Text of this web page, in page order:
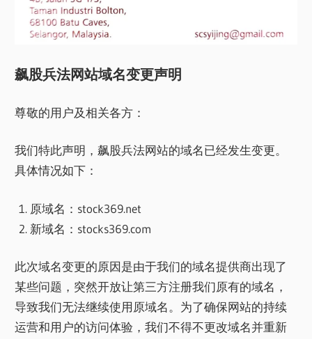
飙股兵法网站域名变更声明
尊敬的用户及相关各方：
我们特此声明，飙股兵法网站的域名已经发生变更。
具体情况如下：
原域名：stock369.net
新域名：stocks369.com
此次域名变更的原因是由于我们的域名提供商出现了
某些问题，突然开放让第三方注册我们原有的域名，
导致我们无法继续使用原域名。为了确保网站的持续
运营和用户的访问体验，我们不得不更改域名并重新